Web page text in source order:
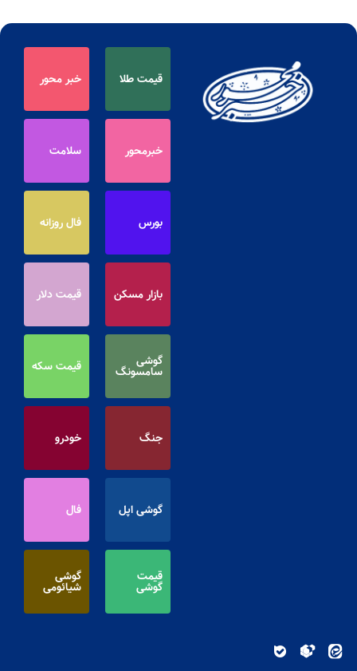
قیمت طلا خبر محور
خبرمحور سلامت
بورس فال روزانه
بازار مسکن قیمت دلار
گوشی
سامسونگ قیمت سکه
جنگ خودرو
گوشی اپل فال
قیمت
گوشی
گوشی
شیائومی